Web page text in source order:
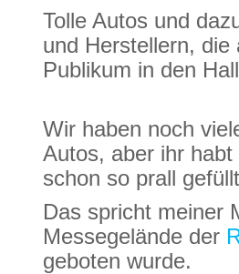
Tolle Autos und
und Herstellern,
Publikum in den
Wir haben noch
Autos, aber ihr
schon so prall
Das spricht meiner
Messegelände der
geboten wurde.